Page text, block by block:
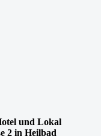
und Lokal
2 in Heilbad